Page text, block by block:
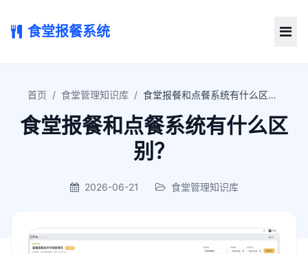
食堂报餐系统
首页 / 食堂管理知识库 / 食堂报餐和点餐系统有什么区别？
食堂报餐和点餐系统有什么区
别？
2026-06-21 食堂管理知识库